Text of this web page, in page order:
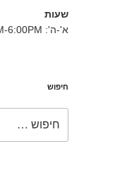
שעות
א'-ה': 8:30AM-6:00PM
חיפוש